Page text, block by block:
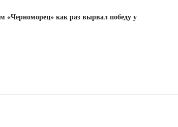
«Черноморец» как раз вырвал победу у